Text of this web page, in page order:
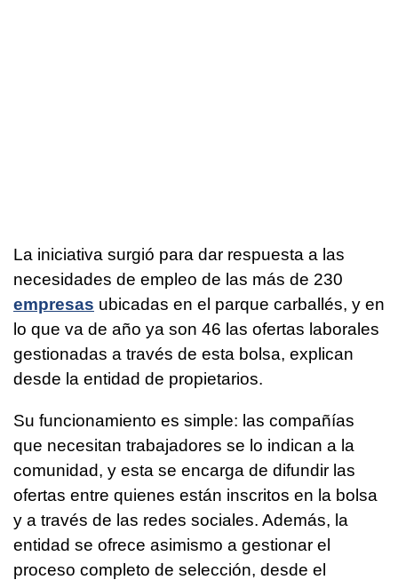
La iniciativa surgió para dar respuesta a las
necesidades de empleo de las más de 230
empresas ubicadas en el parque carballés, y en
lo que va de año ya son 46 las ofertas laborales
gestionadas a través de esta bolsa, explican
desde la entidad de propietarios.
Su funcionamiento es simple: las compañías
que necesitan trabajadores se lo indican a la
comunidad, y esta se encarga de difundir las
ofertas entre quienes están inscritos en la bolsa
y a través de las redes sociales. Además, la
entidad se ofrece asimismo a gestionar el
proceso completo de selección, desde el